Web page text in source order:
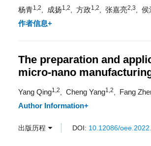
杨青1,2 成扬1,2 方政1,2 张嘉亮2,3 侯
作者信息+
The preparation and
micro-nano
Yang Qing1,2 Cheng Yang1,2 Fang
Author Information+
出版历程 DOI: 10.12086/